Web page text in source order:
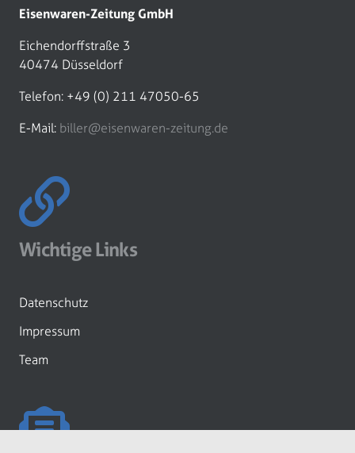
Eisenwaren-Zeitung GmbH
Eichendorffstraße 3
40474 Düsseldorf
Telefon: +49 (0) 211 47050-65
E-Mail: biller@eisenwaren-zeitung.de
Wichtige Links
Datenschutz
Impressum
Team